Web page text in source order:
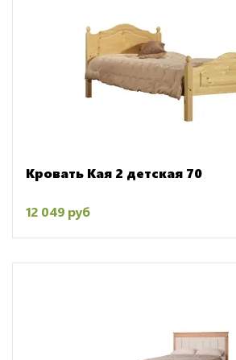
Кровать Кая 2 детская 70
12 049 руб